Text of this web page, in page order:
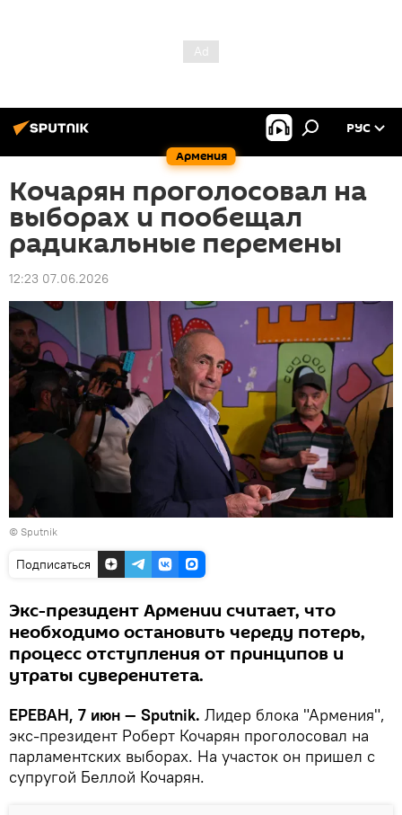
Армения
РУС
Кочарян проголосовал на
выборах и пообещал
радикальные перемены
12:23 07.06.2026
© Sputnik
Подписаться
Экс-президент Армении считает, что
необходимо остановить череду потерь,
процесс отступления от принципов и
утраты суверенитета.
ЕРЕВАН, 7 июн — Sputnik. Лидер блока "Армения",
экс-президент Роберт Кочарян проголосовал на
парламентских выборах. На участок он пришел с
супругой Беллой Кочарян.